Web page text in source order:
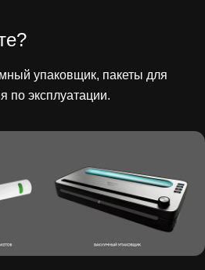
упаковщик, пакеты для
по эксплуатации.